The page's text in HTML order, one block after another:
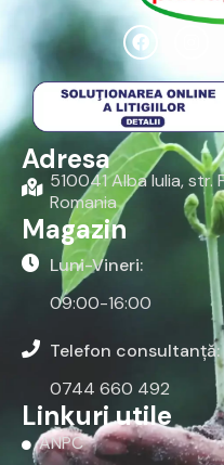
Adresa
510041 Alba Iulia, str.
Romania
Magazin
Luni-Vineri:
09:00-16:00
Telefon consultanță:
0744 660 492
Linkuri utile
ANPC